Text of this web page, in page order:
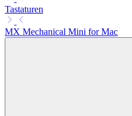
Tastaturen
MX Mechanical Mini for Mac